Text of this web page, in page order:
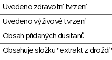
Uvedeno zdravotní tvrzení
Uvedeno výživové tvrzení
Obsah přidaných dusitanů
Obsahuje složku "extrakt z droždí"